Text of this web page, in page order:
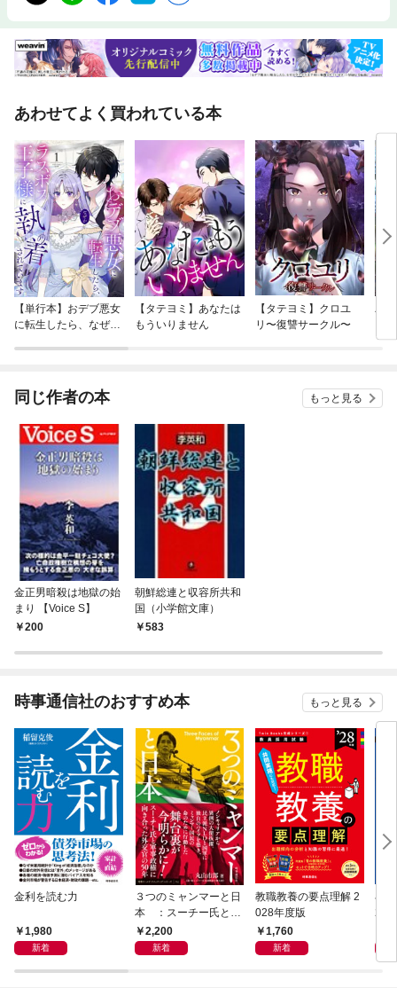
あわせてよく買われている本
【単行本】おデブ悪女
に転生したら、なぜか
【タテヨミ】あなたは
もういりません
【タテヨミ】クロユ
リ〜復讐サークル〜
バ
今
同じ作者の本 もっと見る
金正男暗殺は地獄の始
まり 【Voice S】
200
朝鮮総連と収容所共和
国（小学館文庫）
583
時事通信社のおすすめ本 もっと見る
金利を読む力
1,980
新着
３つのミャンマーと日
本 ：スーチー氏と軍
事政権に向き合った外
交官の50年
2,200
新着
教職教養の要点理解 2
028年度版
1,760
新着
小